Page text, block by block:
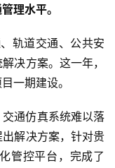
理水平。
轨道交通、公共安
决方案。这一年，
一期建设。
通仿真系统难以落
解决方案，针对贵
管控平台，完成了